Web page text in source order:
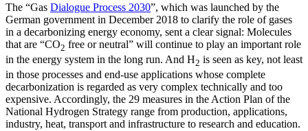
The “Gas Dialogue Process 2030”, which was launched by the
German government in December 2018 to clarify the role of gases
in a decarbonizing energy economy, sent a clear signal: Molecules
that are “CO2 free or neutral” will continue to play an important role
in the energy system in the long run. And H2 is seen as key, not least
in those processes and end-use applications whose complete
decarbonization is regarded as very complex technically and too
expen­sive. Accordingly, the 29 measures in the Action Plan of the
National Hydrogen Strat­egy range from production, applications,
industry, heat, transport and infrastructure to research and education.